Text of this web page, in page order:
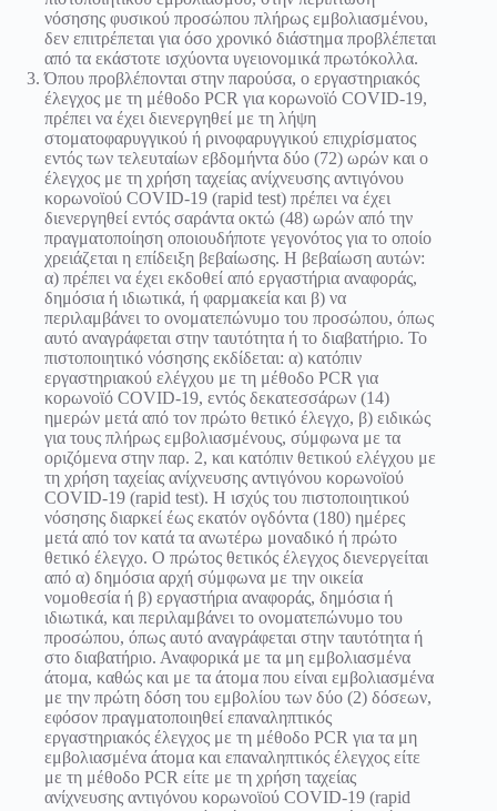
νόσησης φυσικού προσώπου πλήρως εμβολιασμένου,
δεν επιτρέπεται για όσο χρονικό διάστημα προβλέπεται
από τα εκάστοτε ισχύοντα υγειονομικά πρωτόκολλα.
Όπου προβλέπονται στην παρούσα, ο εργαστηριακός
έλεγχος με τη μέθοδο PCR για κορωνοϊό COVID-19,
πρέπει να έχει διενεργηθεί με τη λήψη
στοματοφαρυγγικού ή ρινοφαρυγγικού επιχρίσματος
εντός των τελευταίων εβδομήντα δύο (72) ωρών και ο
έλεγχος με τη χρήση ταχείας ανίχνευσης αντιγόνου
κορωνοϊού COVID-19 (rapid test) πρέπει να έχει
διενεργηθεί εντός σαράντα οκτώ (48) ωρών από την
πραγματοποίηση οποιουδήποτε γεγονότος για το οποίο
χρειάζεται η επίδειξη βεβαίωσης. Η βεβαίωση αυτών:
α) πρέπει να έχει εκδοθεί από εργαστήρια αναφοράς,
δημόσια ή ιδιωτικά, ή φαρμακεία και β) να
περιλαμβάνει το ονοματεπώνυμο του προσώπου, όπως
αυτό αναγράφεται στην ταυτότητα ή το διαβατήριο. Το
πιστοποιητικό νόσησης εκδίδεται: α) κατόπιν
εργαστηριακού ελέγχου με τη μέθοδο PCR για
κορωνοϊό COVID-19, εντός δεκατεσσάρων (14)
ημερών μετά από τον πρώτο θετικό έλεγχο, β) ειδικώς
για τους πλήρως εμβολιασμένους, σύμφωνα με τα
οριζόμενα στην παρ. 2, και κατόπιν θετικού ελέγχου με
τη χρήση ταχείας ανίχνευσης αντιγόνου κορωνοϊού
COVID-19 (rapid test). Η ισχύς του πιστοποιητικού
νόσησης διαρκεί έως εκατόν ογδόντα (180) ημέρες
μετά από τον κατά τα ανωτέρω μοναδικό ή πρώτο
θετικό έλεγχο. Ο πρώτος θετικός έλεγχος διενεργείται
από α) δημόσια αρχή σύμφωνα με την οικεία
νομοθεσία ή β) εργαστήρια αναφοράς, δημόσια ή
ιδιωτικά, και περιλαμβάνει το ονοματεπώνυμο του
προσώπου, όπως αυτό αναγράφεται στην ταυτότητα ή
στο διαβατήριο. Αναφορικά με τα μη εμβολιασμένα
άτομα, καθώς και με τα άτομα που είναι εμβολιασμένα
με την πρώτη δόση του εμβολίου των δύο (2) δόσεων,
εφόσον πραγματοποιηθεί επαναληπτικός
εργαστηριακός έλεγχος με τη μέθοδο PCR για τα μη
εμβολιασμένα άτομα και επαναληπτικός έλεγχος είτε
με τη μέθοδο PCR είτε με τη χρήση ταχείας
ανίχνευσης αντιγόνου κορωνοϊού COVID-19 (rapid